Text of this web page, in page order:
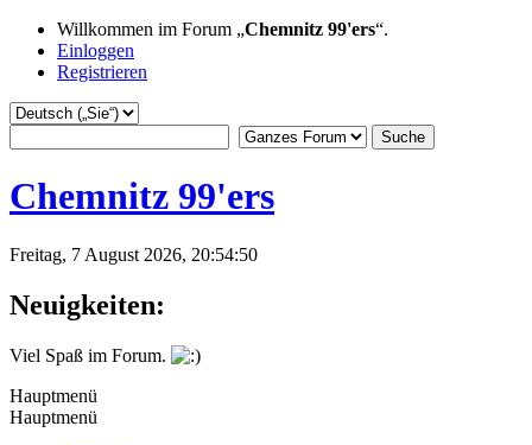
Willkommen im Forum „Chemnitz 99'ers“.
Einloggen
Registrieren
Chemnitz 99'ers
Freitag, 7 August 2026, 20:54:50
Neuigkeiten:
Viel Spaß im Forum.
Hauptmenü
Hauptmenü